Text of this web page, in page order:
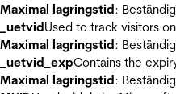
Maximal lagringstid: Beständig
_uetvidUsed to track visitors
Maximal lagringstid: Beständig
_uetvid_expContains the
Maximal lagringstid: Beständig